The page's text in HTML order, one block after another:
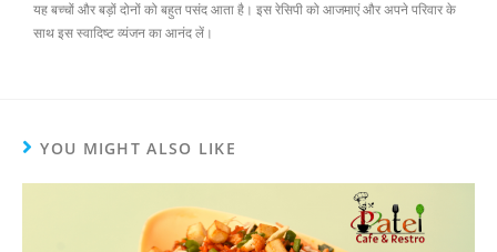
यह बच्चों और बड़ों दोनों को बहुत पसंद आता है। इस रेसिपी को आजमाएं और अपने परिवार के
साथ इस स्वादिष्ट व्यंजन का आनंद लें।
YOU MIGHT ALSO LIKE